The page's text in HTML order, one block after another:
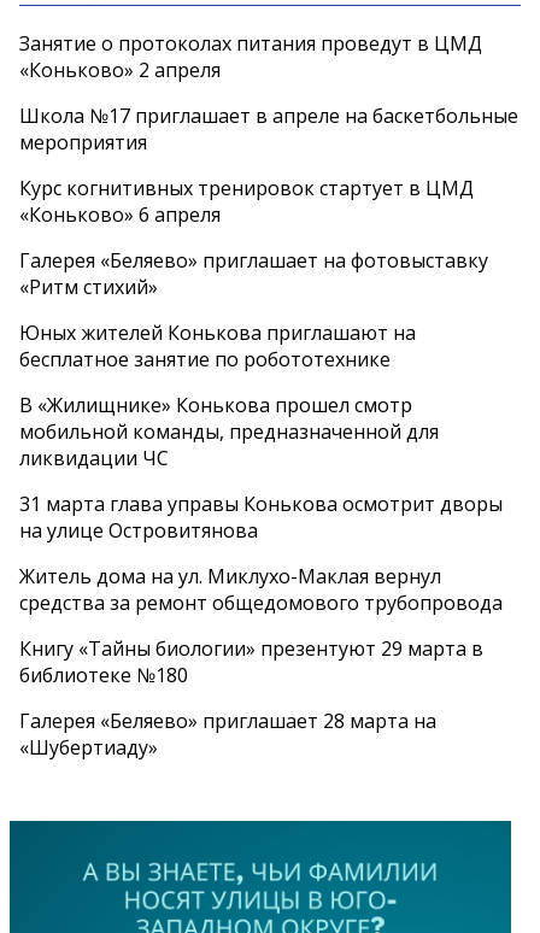
Занятие о протоколах питания проведут в ЦМД
«Коньково» 2 апреля
Школа №17 приглашает в апреле на баскетбольные
мероприятия
Курс когнитивных тренировок стартует в ЦМД
«Коньково» 6 апреля
Галерея «Беляево» приглашает на фотовыставку
«Ритм стихий»
Юных жителей Конькова приглашают на
бесплатное занятие по робототехнике
В «Жилищнике» Конькова прошел смотр
мобильной команды, предназначенной для
ликвидации ЧС
31 марта глава управы Конькова осмотрит дворы
на улице Островитянова
Житель дома на ул. Миклухо-Маклая вернул
средства за ремонт общедомового трубопровода
Книгу «Тайны биологии» презентуют 29 марта в
библиотеке №180
Галерея «Беляево» приглашает 28 марта на
«Шубертиаду»